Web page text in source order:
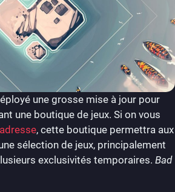
une grosse mise à jour pour
une boutique de jeux. Si on vous
, cette boutique permettra aux
sélection de jeux, principalement
exclusivités temporaires. Bad